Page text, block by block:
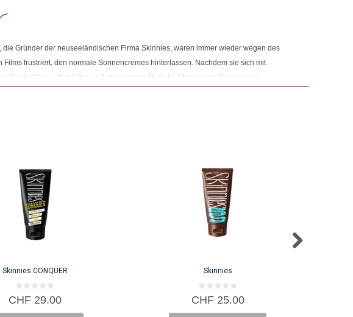
die Gründer der neuseeländischen Firma Skinnies, waren immer wieder wegen des
Films frustriert, den normale Sonnencremes hinterlassen. Nachdem sie sich mit
darüber unterhielten und immer mehr ähnliche Meinungen über normale
wussten die beiden, dass sie auf etwas gestossen sind. Einige Monate später,
Skinnies CONQUER
0
v
CHF29.00
Skinnies
0
v
CHF25.00